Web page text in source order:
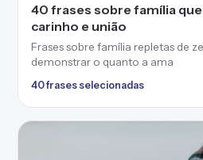
40 frases sobre família
carinho e união
Frases sobre família repletas de
demonstrar o quanto a ama
40 frases selecionadas